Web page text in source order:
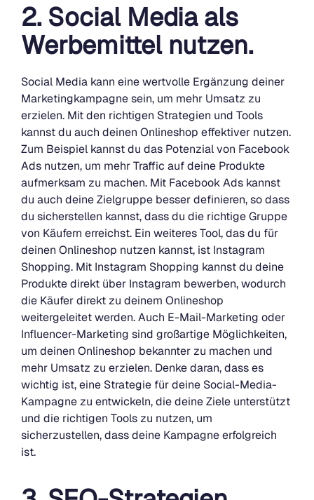
2. Social Media als
Werbemittel nutzen.
Social Media kann eine wertvolle Ergänzung deiner
Marketingkampagne sein, um mehr Umsatz zu
erzielen. Mit den richtigen Strategien und Tools
kannst du auch deinen Onlineshop effektiver nutzen.
Zum Beispiel kannst du das Potenzial von Facebook
Ads nutzen, um mehr Traffic auf deine Produkte
aufmerksam zu machen. Mit Facebook Ads kannst
du auch deine Zielgruppe besser definieren, so dass
du sicherstellen kannst, dass du die richtige Gruppe
von Käufern erreichst. Ein weiteres Tool, das du für
deinen Onlineshop nutzen kannst, ist Instagram
Shopping. Mit Instagram Shopping kannst du deine
Produkte direkt über Instagram bewerben, wodurch
die Käufer direkt zu deinem Onlineshop
weitergeleitet werden. Auch E-Mail-Marketing oder
Influencer-Marketing sind großartige Möglichkeiten,
um deinen Onlineshop bekannter zu machen und
mehr Umsatz zu erzielen. Denke daran, dass es
wichtig ist, eine Strategie für deine Social-Media-
Kampagne zu entwickeln, die deine Ziele unterstützt
und die richtigen Tools zu nutzen, um
sicherzustellen, dass deine Kampagne erfolgreich
ist.